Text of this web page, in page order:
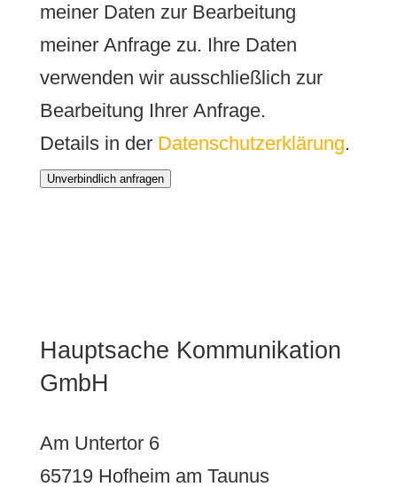
meiner Daten zur Bearbeitung
meiner Anfrage zu. Ihre Daten
verwenden wir ausschließlich zur
Bearbeitung Ihrer Anfrage.
Details in der Datenschutzerklärung.
Unverbindlich anfragen
Hauptsache Kommunikation
GmbH
Am Untertor 6
65719 Hofheim am Taunus